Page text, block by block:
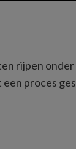
rijpen onder
een proces